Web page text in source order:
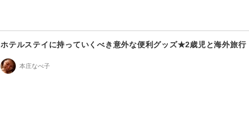
ホテルステイに持っていくべき意外な便利グッズ★2歳児と海外旅行
本庄なべ子